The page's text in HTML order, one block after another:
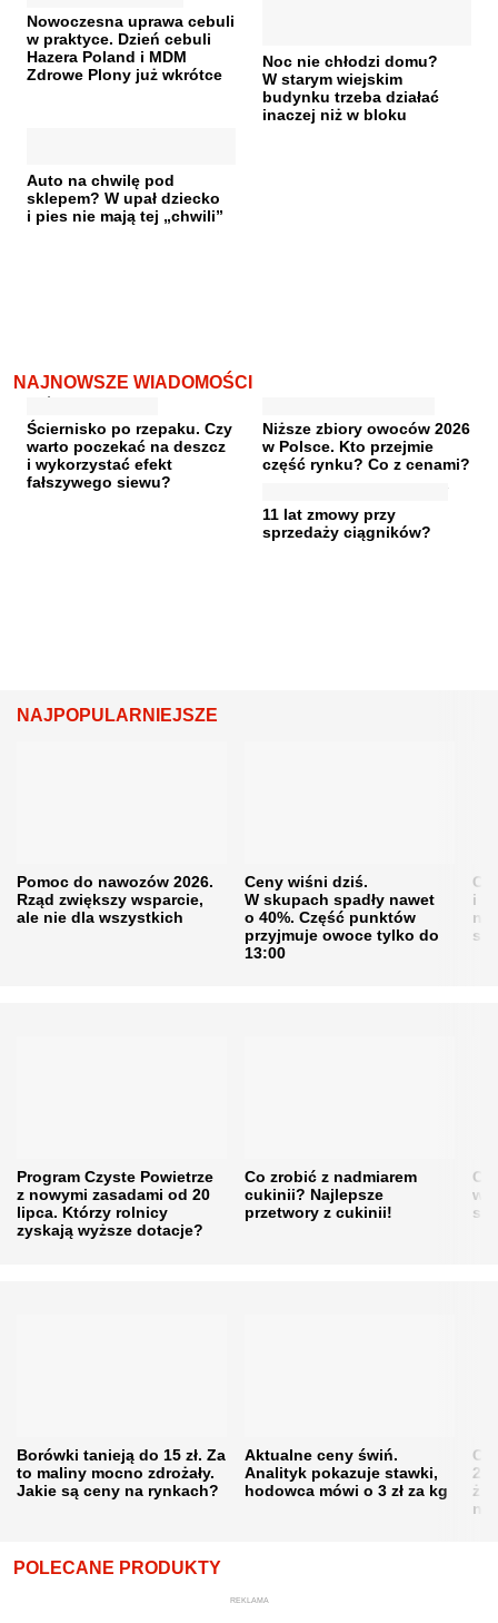
Nowoczesna uprawa cebuli
w praktyce. Dzień cebuli
Hazera Poland i MDM
Zdrowe Plony już wkrótce
Noc nie chłodzi domu?
W starym wiejskim
budynku trzeba działać
inaczej niż w bloku
Auto na chwilę pod
sklepem? W upał dziecko
i pies nie mają tej „chwili”
NAJNOWSZE WIADOMOŚCI
Ściernisko po rzepaku. Czy
warto poczekać na deszcz
i wykorzystać efekt
fałszywego siewu?
Niższe zbiory owoców 2026
w Polsce. Kto przejmie
część rynku? Co z cenami?
11 lat zmowy przy
sprzedaży ciągników?
NAJPOPULARNIEJSZE
Pomoc do nawozów 2026.
Rząd zwiększy wsparcie,
ale nie dla wszystkich
Ceny wiśni dziś.
W skupach spadły nawet
o 40%. Część punktów
przyjmuje owoce tylko do
13:00
i
Program Czyste Powietrze
z nowymi zasadami od 20
lipca. Którzy rolnicy
zyskają wyższe dotacje?
Co zrobić z nadmiarem
cukinii? Najlepsze
przetwory z cukinii!
w
Borówki tanieją do 15 zł. Za
to maliny mocno zdrożały.
Jakie są ceny na rynkach?
Aktualne ceny świń.
Analityk pokazuje stawki,
hodowca mówi o 3 zł za kg
POLECANE PRODUKTY
REKLAMA